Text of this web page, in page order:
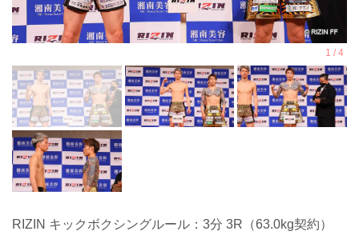
RIZIN キックボクシングルール：3分 3R（63.0kg契約）